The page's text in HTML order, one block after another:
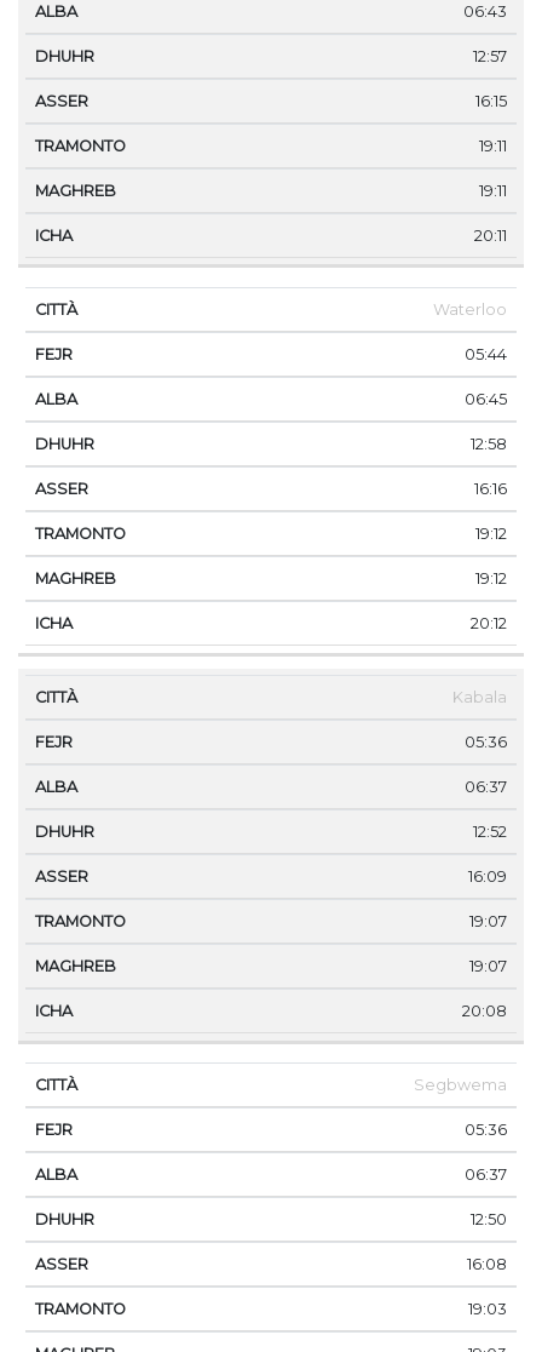
06:43
12:57
16:15
19:11
19:11
20:11
Waterloo
05:44
06:45
12:58
16:16
19:12
19:12
20:12
Kabala
05:36
06:37
12:52
16:09
19:07
19:07
20:08
Segbwema
05:36
06:37
12:50
16:08
19:03